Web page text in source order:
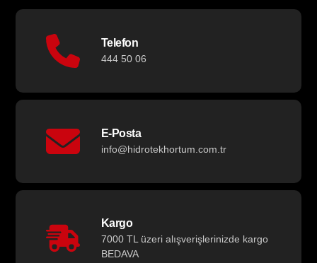
Telefon
444 50 06
E-Posta
info@hidrotekhortum.com.tr
Kargo
7000 TL üzeri alışverişlerinizde kargo
BEDAVA